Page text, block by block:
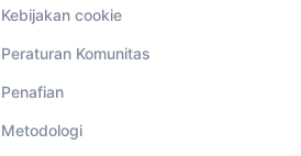
Kebijakan cookie
Peraturan Komunitas
Penafian
Metodologi